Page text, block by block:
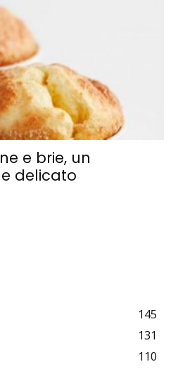
e brie, un
delicato
145
131
110